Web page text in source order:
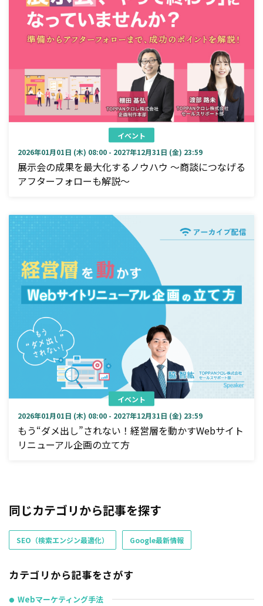
イベント
2026年01月01日 (木) 08:00 - 2027年12月31日 (金) 23:59
展示会の成果を最大化するノウハウ ～商談につなげる
アフターフォローも解説～
イベント
2026年01月01日 (木) 08:00 - 2027年12月31日 (金) 23:59
もう“ダメ出し”されない！経営層を動かすWebサイト
リニューアル企画の立て方
同じカテゴリから記事を探す
SEO（検索エンジン最適化） Google最新情報
カテゴリから記事をさがす
● Webマーケティング手法